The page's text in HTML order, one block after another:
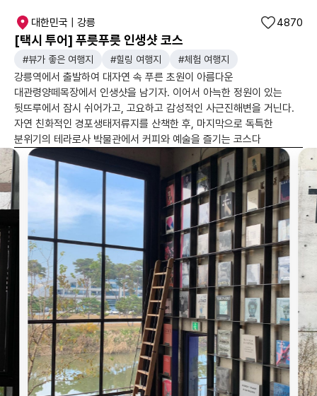
대한민국 | 강릉
[택시 투어] 푸릇푸릇 인생샷 코스
4870
#뷰가 좋은 여행지 #힐링 여행지 #체험 여행지
강릉역에서 출발하여 대자연 속 푸른 초원이 아름다운
대관령양떼목장에서 인생샷을 남기자. 이어서 아늑한 정원이 있는
뒷뜨루에서 잠시 쉬어가고, 고요하고 감성적인 사근진해변을 거닌다.
자연 친화적인 경포생태저류지를 산책한 후, 마지막으로 독특한
분위기의 테라로사 박물관에서 커피와 예술을 즐기는 코스다